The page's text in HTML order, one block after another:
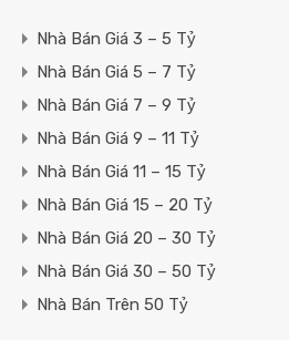
Nhà Bán Giá 3 – 5 Tỷ
Nhà Bán Giá 5 – 7 Tỷ
Nhà Bán Giá 7 – 9 Tỷ
Nhà Bán Giá 9 – 11 Tỷ
Nhà Bán Giá 11 – 15 Tỷ
Nhà Bán Giá 15 – 20 Tỷ
Nhà Bán Giá 20 – 30 Tỷ
Nhà Bán Giá 30 – 50 Tỷ
Nhà Bán Trên 50 Tỷ